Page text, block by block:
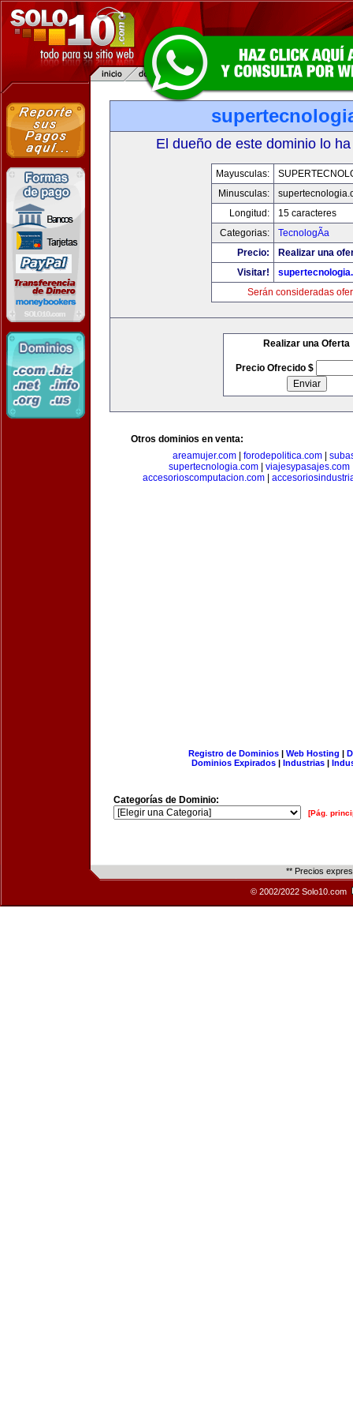
El dueño de este dominio lo
Mayusculas:
Minusculas:
Longitud:
15 caracteres
Categorias:
TecnologÃ­a
Precio:
Realizar una
Visitar!
Serán consideradas
Realizar una Oferta
Precio Ofrecido $
Otros dominios en venta:
areamujer.com
forodepolitica.com
supertecnologia.com| viajesypasajes.com
accesorioscomputacion.com
Registro de Dominios| Web Hosting |
Dominios Expirados | Industrias |
Categorías de Dominio:
[Pág.
** Precios
© 2002/2022 Solo10.com